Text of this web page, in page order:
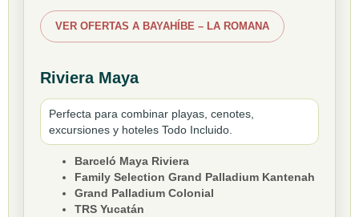
VER OFERTAS A BAYAHÍBE – LA ROMANA
Riviera Maya
Perfecta para combinar playas, cenotes,
excursiones y hoteles Todo Incluido.
Barceló Maya Riviera
Family Selection Grand Palladium Kantenah
Grand Palladium Colonial
TRS Yucatán